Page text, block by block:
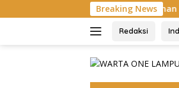
ke
Breaking News
Aksi Sosial
Redaksi